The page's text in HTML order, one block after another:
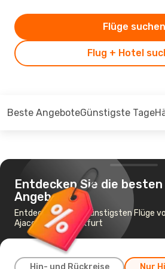
Flug + Hotel
Flüge suchen
Beste AngeboteGünstigste Tage
Entdecken Sie die besten
Angebote
Entdecken Sie die günstigsten Flüge
Ajaccio nach Frankfurt
Hin- und Rückreise Nur